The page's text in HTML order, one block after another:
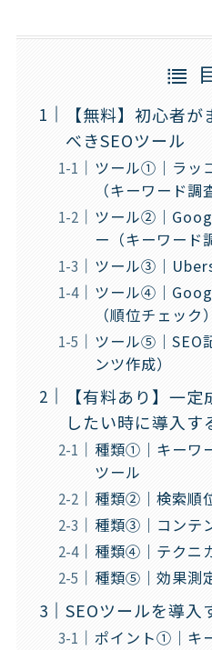
【無料】初心者
べきSEOツール
ツール①｜ラッ
（キーワード調
ツール②｜
ー（キーワード
ツール③｜
ツール④｜
（順位チェック）
ツール⑤｜SEO
ンツ作成）
【有料あり】一
したい時に導入す
種類①｜キーワ
ツール
種類②｜検索順
種類③｜コンテ
種類④｜テクニ
種類⑤｜効果測
SEOツールを導入
ポイント①｜キ